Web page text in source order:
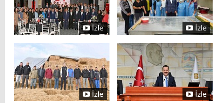
İzle İzle
İzle İzle